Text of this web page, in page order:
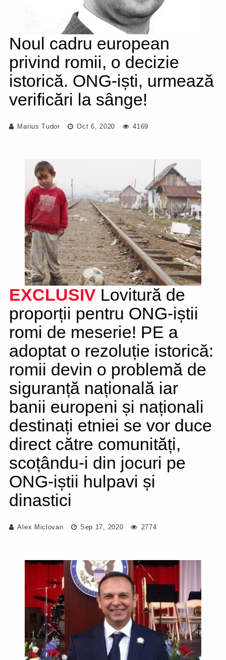
Noul cadru european
privind romii, o decizie
istorică. ONG-iști, urmează
verificări la sânge!
Marius Tudor Oct 6, 2020 4169
EXCLUSIV Lovitură de
proporții pentru ONG-iștii
romi de meserie! PE a
adoptat o rezoluție istorică:
romii devin o problemă de
siguranță națională iar
banii europeni și naționali
destinați etniei se vor duce
direct către comunități,
scoțându-i din jocuri pe
ONG-iștii hulpavi și
dinastici
Alex Miclovan Sep 17, 2020 2774